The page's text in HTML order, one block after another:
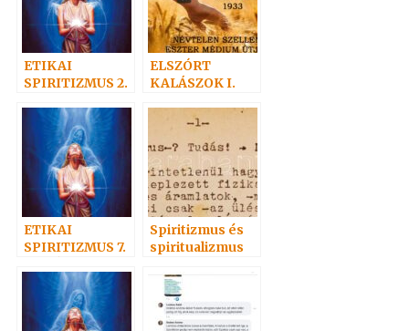
ETIKAI
SPIRITIZMUS 2.
útján: Isten felé
ELSZÓRT
KALÁSZOK I.
ETIKAI
SPIRITIZMUS 7.
SZOLGÁLATA
Spiritizmus és
spiritualizmus